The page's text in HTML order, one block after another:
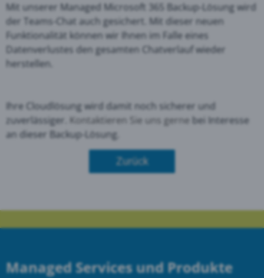
Mit unserer Managed Microsoft 365 Backup-Lösung wird
der Teams-Chat auch gesichert. Mit dieser neuen
Funktionalität können wir Ihnen im Falle eines
Datenverlustes den gesamten Chatverlauf wieder
herstellen.
Ihre Cloudlösung wird damit noch sicherer und
zuverlässiger. Kontaktieren Sie uns gerne bei Interesse
an dieser Backup-Lösung.
Zurück
Managed Services und Produkte